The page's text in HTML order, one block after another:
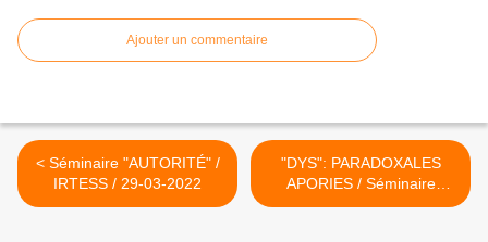
Ajouter un commentaire
< Séminaire "AUTORITÉ" /
IRTESS / 29-03-2022
"DYS": PARADOXALES
APORIES / Séminaire
CEFIEC / Dijon / 5 mai 2022